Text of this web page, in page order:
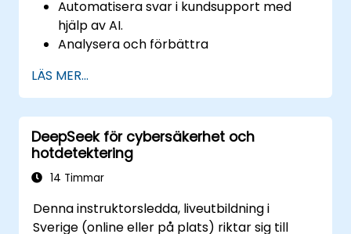
Automatisera svar i kundsupport med
hjälp av AI.
Analysera och förbättra
insikt.
Optimera chattbot-arbetsflöden för en
bättre användarupplevelse.
LÄS MER...
DeepSeek för cybersäkerhet och
hotdetektering
14 Timmar
Denna instruktorsledda, liveutbildning i
Sverige (online eller på plats) riktar sig till